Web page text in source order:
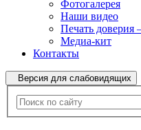
Фотогалерея
Наши видео
Печать доверия
Медиа-кит
Контакты
Версия для слабовидящих